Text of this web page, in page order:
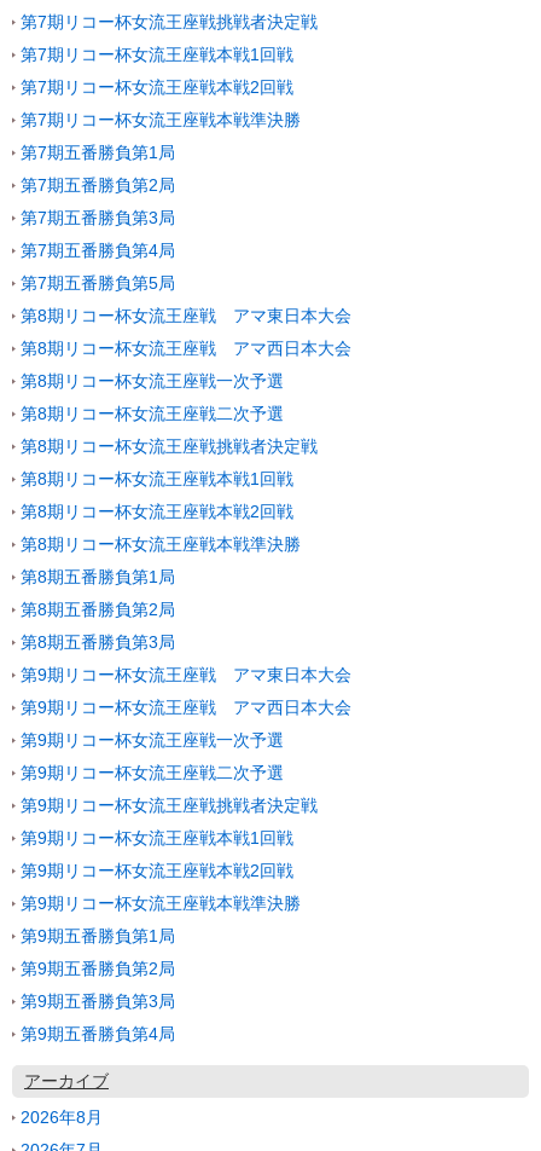
第7期リコー杯女流王座戦挑戦者決定戦
第7期リコー杯女流王座戦本戦1回戦
第7期リコー杯女流王座戦本戦2回戦
第7期リコー杯女流王座戦本戦準決勝
第7期五番勝負第1局
第7期五番勝負第2局
第7期五番勝負第3局
第7期五番勝負第4局
第7期五番勝負第5局
第8期リコー杯女流王座戦 アマ東日本大会
第8期リコー杯女流王座戦 アマ西日本大会
第8期リコー杯女流王座戦一次予選
第8期リコー杯女流王座戦二次予選
第8期リコー杯女流王座戦挑戦者決定戦
第8期リコー杯女流王座戦本戦1回戦
第8期リコー杯女流王座戦本戦2回戦
第8期リコー杯女流王座戦本戦準決勝
第8期五番勝負第1局
第8期五番勝負第2局
第8期五番勝負第3局
第9期リコー杯女流王座戦 アマ東日本大会
第9期リコー杯女流王座戦 アマ西日本大会
第9期リコー杯女流王座戦一次予選
第9期リコー杯女流王座戦二次予選
第9期リコー杯女流王座戦挑戦者決定戦
第9期リコー杯女流王座戦本戦1回戦
第9期リコー杯女流王座戦本戦2回戦
第9期リコー杯女流王座戦本戦準決勝
第9期五番勝負第1局
第9期五番勝負第2局
第9期五番勝負第3局
第9期五番勝負第4局
アーカイブ
2026年8月